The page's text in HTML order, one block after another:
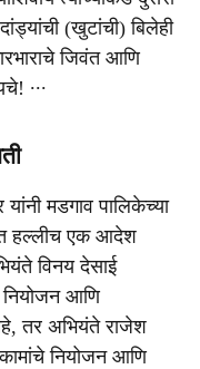
(खुटांची) बिलेही
जिवंत आणि
∙∙∙
मडगाव पालिकेच्या
हल्लीच एक आदेश
विनय देसाई
नियोजन आणि
तर अभियंते राजेश
कामांचे नियोजन आणि